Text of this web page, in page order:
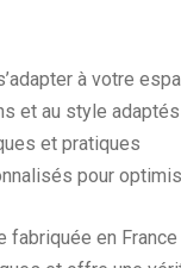
à votre
et au style
et pratiques
pour
en